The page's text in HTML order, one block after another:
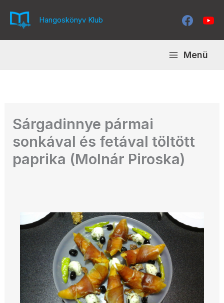
Hangoskönyv Klub
Menü
Sárgadinnye pármai
sonkával és fetával töltött
paprika (Molnár Piroska)